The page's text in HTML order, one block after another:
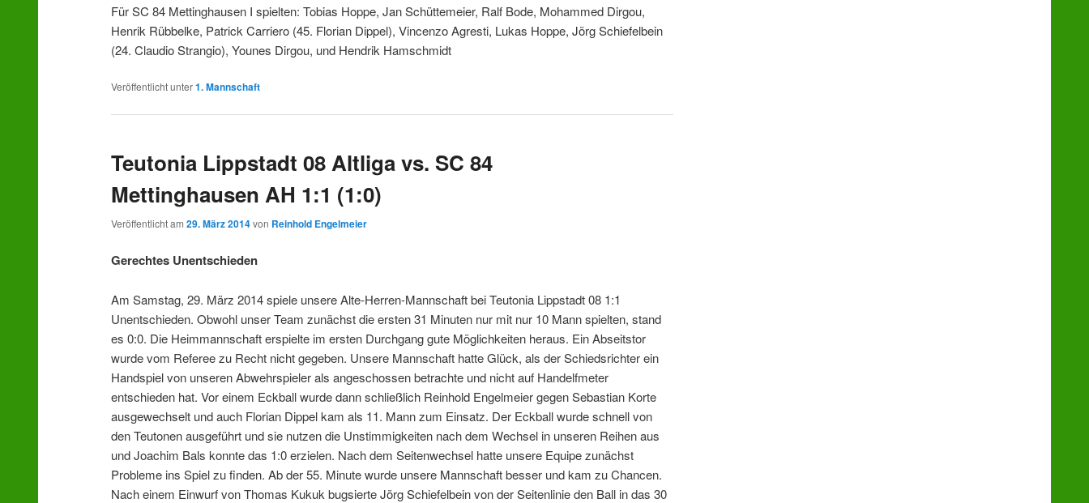
Für SC 84 Mettinghausen I spielten: Tobias Hoppe, Jan Schüttemeier, Ralf Bode, Mohammed Dirgou,
Henrik Rübbelke, Patrick Carriero (45. Florian Dippel), Vincenzo Agresti, Lukas Hoppe, Jörg Schiefelbein
(24. Claudio Strangio), Younes Dirgou, und Hendrik Hamschmidt
Veröffentlicht unter1. Mannschaft
Teutonia Lippstadt 08 Altliga vs. SC 84
Mettinghausen AH 1:1 (1:0)
Veröffentlicht am29. März 2014von Reinhold Engelmeier
Gerechtes Unentschieden
Am Samstag, 29. März 2014 spiele unsere Alte-Herren-Mannschaft bei Teutonia Lippstadt 08 1:1
Unentschieden. Obwohl unser Team zunächst die ersten 31 Minuten nur mit nur 10 Mann spielten, stand
es 0:0. Die Heimmannschaft erspielte im ersten Durchgang gute Möglichkeiten heraus. Ein Abseitstor
wurde vom Referee zu Recht nicht gegeben. Unsere Mannschaft hatte Glück, als der Schiedsrichter ein
Handspiel von unseren Abwehrspieler als angeschossen betrachte und nicht auf Handelfmeter
entschieden hat. Vor einem Eckball wurde dann schließlich Reinhold Engelmeier gegen Sebastian Korte
ausgewechselt und auch Florian Dippel kam als 11. Mann zum Einsatz. Der Eckball wurde schnell von
den Teutonen ausgeführt und sie nutzen die Unstimmigkeiten nach dem Wechsel in unseren Reihen aus
und Joachim Bals konnte das 1:0 erzielen. Nach dem Seitenwechsel hatte unsere Equipe zunächst
Probleme ins Spiel zu finden. Ab der 55. Minute wurde unsere Mannschaft besser und kam zu Chancen.
Nach einem Einwurf von Thomas Kukuk bugsierte Jörg Schiefelbein von der Seitenlinie den Ball in das 30